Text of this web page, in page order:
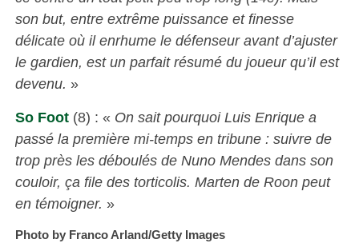
son but, entre extrême puissance et finesse
délicate où il enrhume le défenseur avant d’ajuster
le gardien, est un parfait résumé du joueur qu’il est
devenu. »
So Foot(8) : « On sait pourquoi Luis Enrique a
passé la première mi-temps en tribune : suivre de
trop près les déboulés de Nuno Mendes dans son
couloir, ça file des torticolis. Marten de Roon peut
en témoigner. »
Photo by Franco Arland/Getty Images